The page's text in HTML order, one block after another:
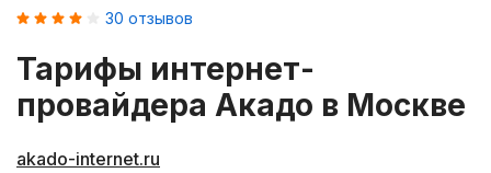
30 отзывов
Тарифы интернет-
провайдера Акадо в Москве
akado-internet.ru